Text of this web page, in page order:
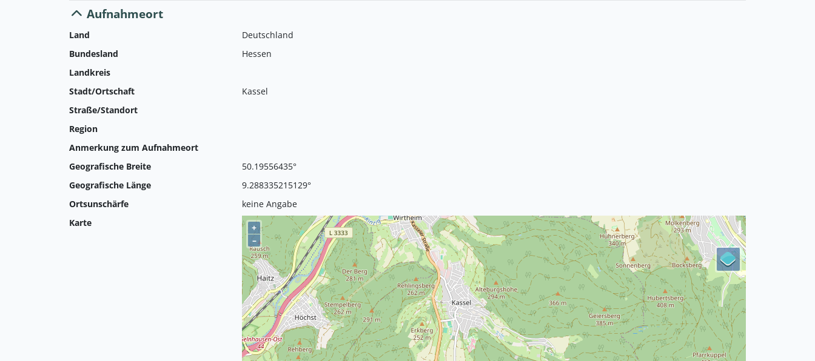
Aufnahmeort
Land
Deutschland
Bundesland
Hessen
Landkreis
Stadt/Ortschaft
Kassel
Straße/Standort
Region
Anmerkung zum Aufnahmeort
Geografische Breite
50.19556435°
Geografische Länge
9.288335215129°
Ortsunschärfe
keine Angabe
Karte
+
–